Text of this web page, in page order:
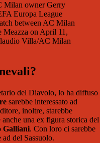
owner Gerry
Europa League
between AC Milan
Meazza on April 11,
Villa/AC Milan
del Diavolo, lo ha diffuso
sarebbe interessato ad
inoltre, starebbe
una ex figura storica del
Galliani. Con loro ci sarebbe
ad del Sassuolo.